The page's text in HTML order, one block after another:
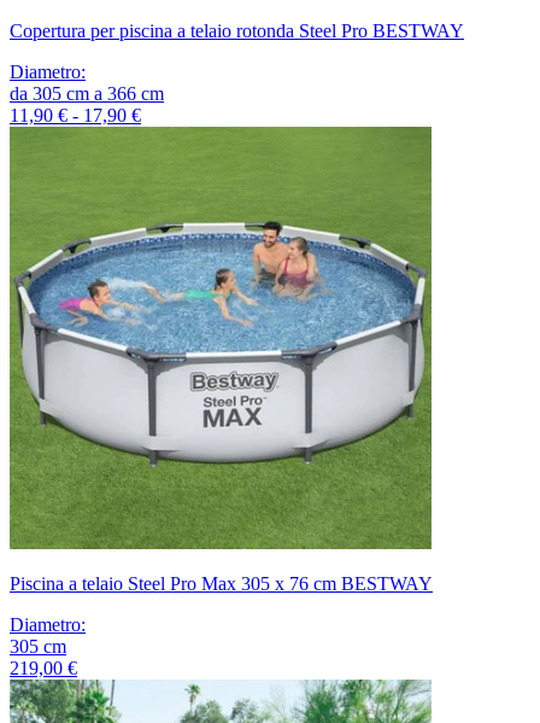
Copertura per piscina a telaio rotonda Steel Pro BESTWAY
Diametro:
da 305 cm a 366 cm
11,90 € - 17,90 €
Piscina a telaio Steel Pro Max 305 x 76 cm BESTWAY
Diametro:
305 cm
219,00 €